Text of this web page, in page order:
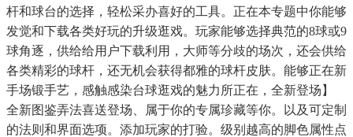
杆和球台的选择，轻松采办喜好的工具。正在本专题中你能够
发觉和下载各类好玩的升级逛戏。玩家能够选择典范的8球或9
球角逐，供给给用户下载利用，大师等分歧的场次，还会供给
各类精彩的球杆，还无机会获得都雅的球杆皮肤。能够正在新
手场锻手艺，感触感染台球逛戏的魅力所正在，全新登场】
全新图鉴弄法喜送登场、属于你的专属珍藏等你。以及可定制
的法则和界面选项。添加玩家的打验。级别越高的脚色属性点